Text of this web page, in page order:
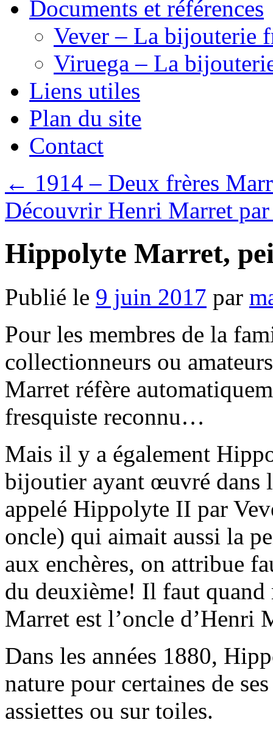
Documents et références
Vever – La bijouterie
Viruega – La
Liens utiles
Plan du site
Contact
← 1914 – Deux frères
Découvrir Henri Marret
Hippolyte Marret,
Publié le 9 juin 2017 par
Pour les membres de la
collectionneurs ou
Marret réfère
fresquiste reconnu…
Mais il y a également
bijoutier ayant œuvré dans
appelé Hippolyte II par
oncle) qui aimait aussi la
aux enchères, on attribue
du deuxième! Il faut
Marret est l’oncle d’Henri
Dans les années 1880,
nature pour certaines de
assiettes ou sur toiles.